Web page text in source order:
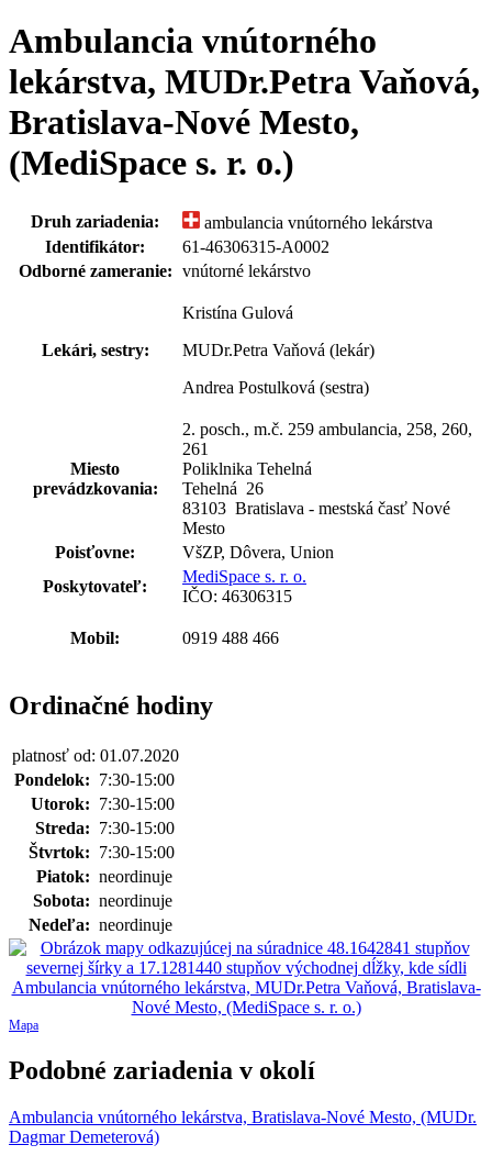
Ambulancia vnútorného
lekárstva, MUDr.Petra Vaňová,
Bratislava-Nové Mesto,
(MediSpace s. r. o.)
Druh zariadenia:
ambulancia vnútorného lekárstva
Identifikátor:
61-46306315-A0002
Odborné zameranie: vnútorné lekárstvo
Lekári, sestry:
Kristína Gulová
MUDr.Petra Vaňová (lekár)
Andrea Postulková (sestra)
Miesto
prevádzkovania:
2. posch., m.č. 259 ambulancia, 258, 260,
261
Poliklnika Tehelná
Tehelná 26
83103 Bratislava - mestská časť Nové
Mesto
Poisťovne:
VšZP, Dôvera, Union
Poskytovateľ:
MediSpace s. r. o.
IČO: 46306315
Mobil: 0919 488 466
Ordinačné hodiny
platnosť od: 01.07.2020
Pondelok: 7:30-15:00
Utorok: 7:30-15:00
Streda: 7:30-15:00
Štvrtok: 7:30-15:00
Piatok: neordinuje
Sobota: neordinuje
Nedeľa: neordinuje
Mapa
Podobné zariadenia v okolí
Ambulancia vnútorného lekárstva, Bratislava-Nové Mesto, (MUDr.
Dagmar Demeterová)